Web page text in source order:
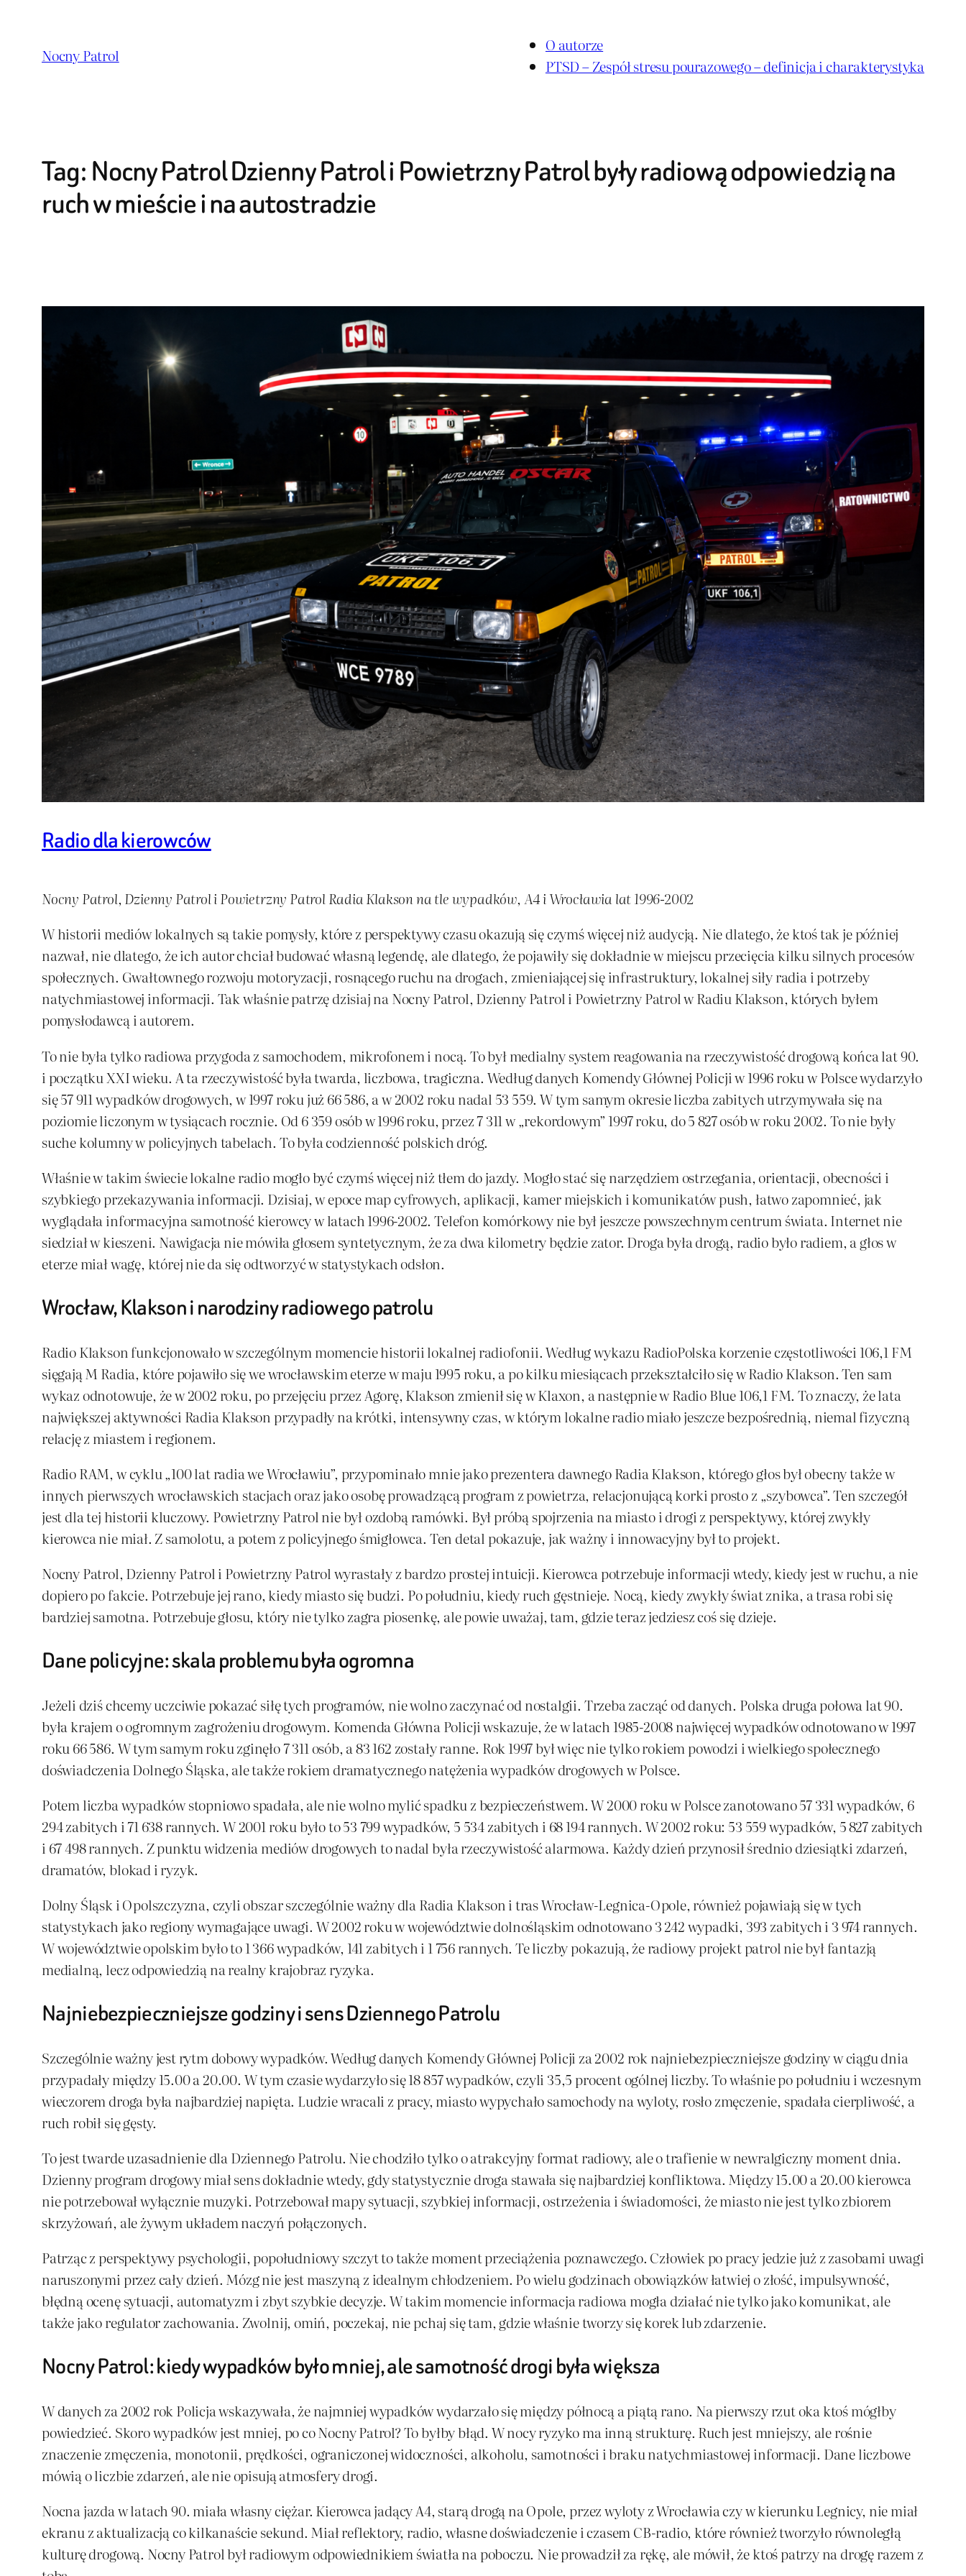
Nocny Patrol
O autorze
PTSD – Zespół stresu pourazowego – definicja i charakterystyka
Tag:Nocny Patrol Dzienny Patrol i Powietrzny Patrol były radiową odpowiedzią na
ruch w mieście i na autostradzie
Radio dla kierowców
Nocny Patrol, Dzienny Patrol i Powietrzny Patrol Radia Klakson na tle wypadków, A4 i Wrocławia lat 1996-2002
W historii mediów lokalnych są takie pomysły, które z perspektywy czasu okazują się czymś więcej niż audycją. Nie dlatego, że ktoś tak je później
nazwał, nie dlatego, że ich autor chciał budować własną legendę, ale dlatego, że pojawiły się dokładnie w miejscu przecięcia kilku silnych procesów
społecznych. Gwałtownego rozwoju motoryzacji, rosnącego ruchu na drogach, zmieniającej się infrastruktury, lokalnej siły radia i potrzeby
natychmiastowej informacji. Tak właśnie patrzę dzisiaj na Nocny Patrol, Dzienny Patrol i Powietrzny Patrol w Radiu Klakson, których byłem
pomysłodawcą i autorem.
To nie była tylko radiowa przygoda z samochodem, mikrofonem i nocą. To był medialny system reagowania na rzeczywistość drogową końca lat 90.
i początku XXI wieku. A ta rzeczywistość była twarda, liczbowa, tragiczna. Według danych Komendy Głównej Policji w 1996 roku w Polsce wydarzyło
się 57 911 wypadków drogowych, w 1997 roku już 66 586, a w 2002 roku nadal 53 559. W tym samym okresie liczba zabitych utrzymywała się na
poziomie liczonym w tysiącach rocznie. Od 6 359 osób w 1996 roku, przez 7 311 w „rekordowym” 1997 roku, do 5 827 osób w roku 2002. To nie były
suche kolumny w policyjnych tabelach. To była codzienność polskich dróg.
Właśnie w takim świecie lokalne radio mogło być czymś więcej niż tłem do jazdy. Mogło stać się narzędziem ostrzegania, orientacji, obecności i
szybkiego przekazywania informacji. Dzisiaj, w epoce map cyfrowych, aplikacji, kamer miejskich i komunikatów push, łatwo zapomnieć, jak
wyglądała informacyjna samotność kierowcy w latach 1996-2002. Telefon komórkowy nie był jeszcze powszechnym centrum świata. Internet nie
siedział w kieszeni. Nawigacja nie mówiła głosem syntetycznym, że za dwa kilometry będzie zator. Droga była drogą, radio było radiem, a głos w
eterze miał wagę, której nie da się odtworzyć w statystykach odsłon.
Wrocław, Klakson i narodziny radiowego patrolu
Radio Klakson funkcjonowało w szczególnym momencie historii lokalnej radiofonii. Według wykazu RadioPolska korzenie częstotliwości 106,1 FM
sięgają M Radia, które pojawiło się we wrocławskim eterze w maju 1995 roku, a po kilku miesiącach przekształciło się w Radio Klakson. Ten sam
wykaz odnotowuje, że w 2002 roku, po przejęciu przez Agorę, Klakson zmienił się w Klaxon, a następnie w Radio Blue 106,1 FM. To znaczy, że lata
największej aktywności Radia Klakson przypadły na krótki, intensywny czas, w którym lokalne radio miało jeszcze bezpośrednią, niemal fizyczną
relację z miastem i regionem.
Radio RAM, w cyklu „100 lat radia we Wrocławiu”, przypominało mnie jako prezentera dawnego Radia Klakson, którego głos był obecny także w
innych pierwszych wrocławskich stacjach oraz jako osobę prowadzącą program z powietrza, relacjonującą korki prosto z „szybowca”. Ten szczegół
jest dla tej historii kluczowy. Powietrzny Patrol nie był ozdobą ramówki. Był próbą spojrzenia na miasto i drogi z perspektywy, której zwykły
kierowca nie miał. Z samolotu, a potem z policyjnego śmigłowca. Ten detal pokazuje, jak ważny i innowacyjny był to projekt.
Nocny Patrol, Dzienny Patrol i Powietrzny Patrol wyrastały z bardzo prostej intuicji. Kierowca potrzebuje informacji wtedy, kiedy jest w ruchu, a nie
dopiero po fakcie. Potrzebuje jej rano, kiedy miasto się budzi. Po południu, kiedy ruch gęstnieje. Nocą, kiedy zwykły świat znika, a trasa robi się
bardziej samotna. Potrzebuje głosu, który nie tylko zagra piosenkę, ale powie uważaj, tam, gdzie teraz jedziesz coś się dzieje.
Dane policyjne: skala problemu była ogromna
Jeżeli dziś chcemy uczciwie pokazać siłę tych programów, nie wolno zaczynać od nostalgii. Trzeba zacząć od danych. Polska druga połowa lat 90.
była krajem o ogromnym zagrożeniu drogowym. Komenda Główna Policji wskazuje, że w latach 1985-2008 najwięcej wypadków odnotowano w 1997
roku 66 586. W tym samym roku zginęło 7 311 osób, a 83 162 zostały ranne. Rok 1997 był więc nie tylko rokiem powodzi i wielkiego społecznego
doświadczenia Dolnego Śląska, ale także rokiem dramatycznego natężenia wypadków drogowych w Polsce.
Potem liczba wypadków stopniowo spadała, ale nie wolno mylić spadku z bezpieczeństwem. W 2000 roku w Polsce zanotowano 57 331 wypadków, 6
294 zabitych i 71 638 rannych. W 2001 roku było to 53 799 wypadków, 5 534 zabitych i 68 194 rannych. W 2002 roku: 53 559 wypadków, 5 827 zabitych
i 67 498 rannych. Z punktu widzenia mediów drogowych to nadal była rzeczywistość alarmowa. Każdy dzień przynosił średnio dziesiątki zdarzeń,
dramatów, blokad i ryzyk.
Dolny Śląsk i Opolszczyzna, czyli obszar szczególnie ważny dla Radia Klakson i tras Wrocław-Legnica-Opole, również pojawiają się w tych
statystykach jako regiony wymagające uwagi. W 2002 roku w województwie dolnośląskim odnotowano 3 242 wypadki, 393 zabitych i 3 974 rannych.
W województwie opolskim było to 1 366 wypadków, 141 zabitych i 1 756 rannych. Te liczby pokazują, że radiowy projekt patrol nie był fantazją
medialną, lecz odpowiedzią na realny krajobraz ryzyka.
Najniebezpieczniejsze godziny i sens Dziennego Patrolu
Szczególnie ważny jest rytm dobowy wypadków. Według danych Komendy Głównej Policji za 2002 rok najniebezpieczniejsze godziny w ciągu dnia
przypadały między 15.00 a 20.00. W tym czasie wydarzyło się 18 857 wypadków, czyli 35,5 procent ogólnej liczby. To właśnie po południu i wczesnym
wieczorem droga była najbardziej napięta. Ludzie wracali z pracy, miasto wypychało samochody na wyloty, rosło zmęczenie, spadała cierpliwość, a
ruch robił się gęsty.
To jest twarde uzasadnienie dla Dzien­nego Patrolu. Nie chodziło tylko o atrakcyjny format radiowy, ale o trafienie w newralgiczny moment dnia.
Dzienny program drogowy miał sens dokładnie wtedy, gdy statystycznie droga stawała się najbardziej konfliktowa. Między 15.00 a 20.00 kierowca
nie potrzebował wyłącznie muzyki. Potrzebował mapy sytuacji, szybkiej informacji, ostrzeżenia i świadomości, że miasto nie jest tylko zbiorem
skrzyżowań, ale żywym układem naczyń połączonych.
Patrząc z perspektywy psychologii, popołudniowy szczyt to także moment przeciążenia poznawczego. Człowiek po pracy jedzie już z zasobami uwagi
naruszonymi przez cały dzień. Mózg nie jest maszyną z idealnym chłodzeniem. Po wielu godzinach obowiązków łatwiej o złość, impulsywność,
błędną ocenę sytuacji, automatyzm i zbyt szybkie decyzje. W takim momencie informacja radiowa mogła działać nie tylko jako komunikat, ale
także jako regulator zachowania. Zwolnij, omiń, poczekaj, nie pchaj się tam, gdzie właśnie tworzy się korek lub zdarzenie.
Nocny Patrol: kiedy wypadków było mniej, ale samotność drogi była większa
W danych za 2002 rok Policja wskazywała, że najmniej wypadków wydarzało się między północą a piątą rano. Na pierwszy rzut oka ktoś mógłby
powiedzieć. Skoro wypadków jest mniej, po co Nocny Patrol? To byłby błąd. W nocy ryzyko ma inną strukturę. Ruch jest mniejszy, ale rośnie
znaczenie zmęczenia, monotonii, prędkości, ograniczonej widoczności, alkoholu, samotności i braku natychmiastowej informacji. Dane liczbowe
mówią o liczbie zdarzeń, ale nie opisują atmosfery drogi.
Nocna jazda w latach 90. miała własny ciężar. Kierowca jadący A4, starą drogą na Opole, przez wyloty z Wrocławia czy w kierunku Legnicy, nie miał
ekranu z aktualizacją co kilkanaście sekund. Miał reflektory, radio, własne doświadczenie i czasem CB-radio, które również tworzyło równoległą
kulturę drogową. Nocny Patrol był radiowym odpowiednikiem światła na poboczu. Nie prowadził za rękę, ale mówił, że ktoś patrzy na drogę razem z